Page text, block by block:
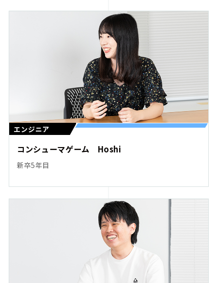
エンジニア
コンシューマゲーム Hoshi
新卒5年目